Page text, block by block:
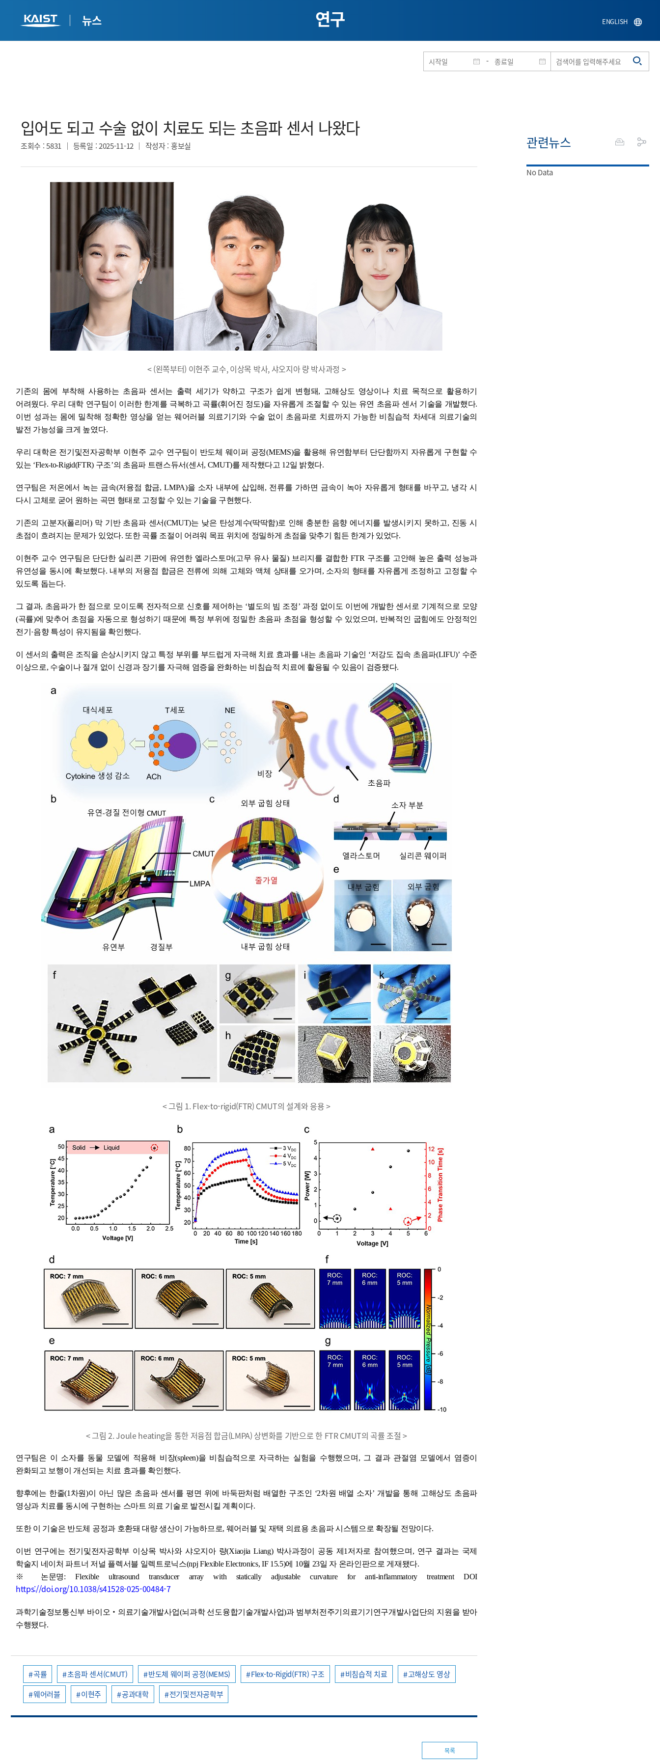
뉴스
홈페이지 통합검색
-
ENGLISH
연구
입어도 되고 수술 없이 치료도 되는 초음파 센서 나왔다​
조회수 : 5831 등록일 : 2025-11-12 작성자: 홍보실
< (왼쪽부터) 이현주 교수, 이상목 박사, 샤오지아 량 박사과정 >
기존의 몸에 부착해 사용하는 초음파 센서는 출력 세기가 약하고 구조가 쉽게 변형돼, 고해상도 영상이나 치료 목적으로 활용하기
어려웠다. 우리 대학 연구팀이 이러한 한계를 극복하고 곡률(휘어진 정도)을 자유롭게 조절할 수 있는 유연 초음파 센서 기술을 개발했다.
이번 성과는 몸에 밀착해 정확한 영상을 얻는 웨어러블 의료기기와 수술 없이 초음파로 치료까지 가능한 비침습적 차세대 의료기술의
발전 가능성을 크게 높였다.
우리 대학은 전기및전자공학부 이현주 교수 연구팀이 반도체 웨이퍼 공정(MEMS)을 활용해 유연함부터 단단함까지 자유롭게 구현할 수
있는 ‘Flex-to-Rigid(FTR) 구조’의 초음파 트랜스듀서(센서, CMUT)를 제작했다고 12일 밝혔다.
연구팀은 저온에서 녹는 금속(저융점 합금, LMPA)을 소자 내부에 삽입해, 전류를 가하면 금속이 녹아 자유롭게 형태를 바꾸고, 냉각 시
다시 고체로 굳어 원하는 곡면 형태로 고정할 수 있는 기술을 구현했다.
기존의 고분자(폴리머) 막 기반 초음파 센서(CMUT)는 낮은 탄성계수(딱딱함)로 인해 충분한 음향 에너지를 발생시키지 못하고, 진동 시
초점이 흐려지는 문제가 있었다. 또한 곡률 조절이 어려워 목표 위치에 정밀하게 초점을 맞추기 힘든 한계가 있었다.
이현주 교수 연구팀은 단단한 실리콘 기판에 유연한 엘라스토머(고무 유사 물질) 브리지를 결합한 FTR 구조를 고안해 높은 출력 성능과
유연성을 동시에 확보했다. 내부의 저융점 합금은 전류에 의해 고체와 액체 상태를 오가며, 소자의 형태를 자유롭게 조정하고 고정할 수
있도록 돕는다.
그 결과, 초음파가 한 점으로 모이도록 전자적으로 신호를 제어하는 ‘별도의 빔 조정’ 과정 없이도 이번에 개발한 센서로 기계적으로 모양
(곡률)에 맞추어 초점을 자동으로 형성하기 때문에 특정 부위에 정밀한 초음파 초점을 형성할 수 있었으며, 반복적인 굽힘에도 안정적인
전기·음향 특성이 유지됨을 확인했다.
이 센서의 출력은 조직을 손상시키지 않고 특정 부위를 부드럽게 자극해 치료 효과를 내는 초음파 기술인 ‘저강도 집속 초음파(LIFU)’ 수준
이상으로, 수술이나 절개 없이 신경과 장기를 자극해 염증을 완화하는 비침습적 치료에 활용될 수 있음이 검증됐다.
< 그림 1. Flex-to-rigid(FTR) CMUT의 설계와 응용 >
< 그림 2. Joule heating을 통한 저융점 합금(LMPA) 상변화를 기반으로 한 FTR CMUT의 곡률 조절 >
연구팀은 이 소자를 동물 모델에 적용해 비장(spleen)을 비침습적으로 자극하는 실험을 수행했으며, 그 결과 관절염 모델에서 염증이
완화되고 보행이 개선되는 치료 효과를 확인했다.
향후에는 한줄(1차원)이 아닌 많은 초음파 센서를 평면 위에 바둑판처럼 배열한 구조인 ‘2차원 배열 소자’ 개발을 통해 고해상도 초음파
영상과 치료를 동시에 구현하는 스마트 의료 기술로 발전시킬 계획이다.
또한 이 기술은 반도체 공정과 호환돼 대량 생산이 가능하므로, 웨어러블 및 재택 의료용 초음파 시스템으로 확장될 전망이다.
이번 연구에는 전기및전자공학부 이상목 박사와 샤오지아 량(Xiaojia Liang) 박사과정이 공동 제1저자로 참여했으며, 연구 결과는 국제
학술지 네이처 파트너 저널 플렉서블 일렉트로닉스(npj Flexible Electronics, IF 15.5)에 10월 23일 자 온라인판으로 게재됐다.
※ 논문명: Flexible ultrasound transducer array with statically adjustable curvature for anti-inflammatory treatment DOI
https://doi.org/10.1038/s41528-025-00484-7
과학기술정보통신부 바이오‧의료기술개발사업(뇌과학 선도융합기술개발사업)과 범부처전주기의료기기연구개발사업단의 지원을 받아
수행됐다.
곡률 초음파 센서(CMUT) 반도체 웨이퍼 공정(MEMS) Flex-to-Rigid(FTR) 구조 비침습적 치료
고해상도 영상
웨어러블
이현주 공과대학 전기및전자공학부
목록
관련뉴스
No Data